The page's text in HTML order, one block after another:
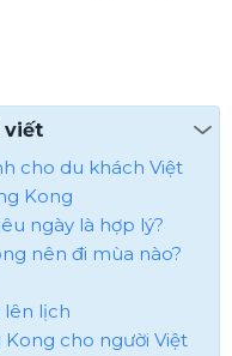
viết
cho du khách Việt
Kong
ngày là hợp lý?
nên đi mùa nào?
lên lịch
cho người Việt